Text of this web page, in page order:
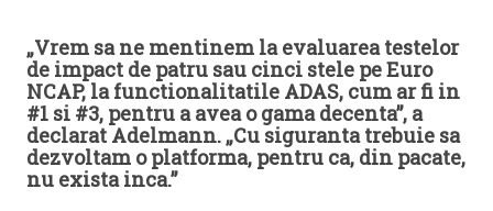
„Vrem sa ne mentinem la evaluarea testelor
de impact de patru sau cinci stele pe Euro
NCAP, la functionalitatile ADAS, cum ar fi in
#1 si #3, pentru a avea o gama decenta”, a
declarat Adelmann. „Cu siguranta trebuie sa
dezvoltam o platforma, pentru ca, din pacate,
nu exista inca.”